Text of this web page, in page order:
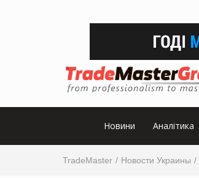
Новини Аналітика
TradeMaster Новости Украины